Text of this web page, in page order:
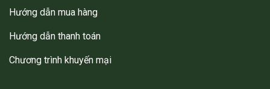
Hướng dẫn mua hàng
Hướng dẫn thanh toán
Chương trình khuyến mại